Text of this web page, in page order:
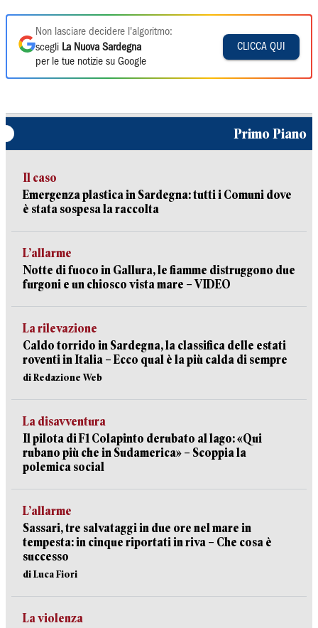
Non lasciare decidere l'algoritmo:
scegli La Nuova Sardegna
per le tue notizie su Google
CLICCA QUI
Primo Piano
Il caso
Emergenza plastica in Sardegna: tutti i Comuni dove
è stata sospesa la raccolta
L’allarme
Notte di fuoco in Gallura, le fiamme distruggono due
furgoni e un chiosco vista mare – VIDEO
La rilevazione
Caldo torrido in Sardegna, la classifica delle estati
roventi in Italia – Ecco qual è la più calda di sempre
di Redazione Web
La disavventura
Il pilota di F1 Colapinto derubato al lago: «Qui
rubano più che in Sudamerica» – Scoppia la
polemica social
L’allarme
Sassari, tre salvataggi in due ore nel mare in
tempesta: in cinque riportati in riva – Che cosa è
successo
di Luca Fiori
La violenza